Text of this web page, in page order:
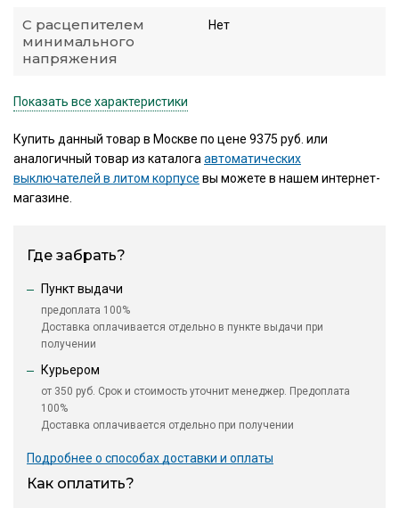
С расцепителем
минимального
напряжения
Нет
Показать все характеристики
Купить данный товар в Москве по цене 9375 руб. или
аналогичный товар из каталогаавтоматических
выключателей в литом корпусе вы можете в нашем интернет-
магазине.
Где забрать?
Пункт выдачи
предоплата 100%
Доставка оплачивается отдельно в пункте выдачи при
получении
Курьером
от 350 руб. Срок и стоимость уточнит менеджер. Предоплата
100%
Доставка оплачивается отдельно при получении
Подробнее о способах доставки и оплаты
Как оплатить?